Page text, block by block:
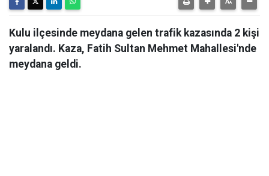
Kulu ilçesinde meydana gelen trafik kazasında 2 kişi
yaralandı. Kaza, Fatih Sultan Mehmet Mahallesi'nde
meydana geldi.